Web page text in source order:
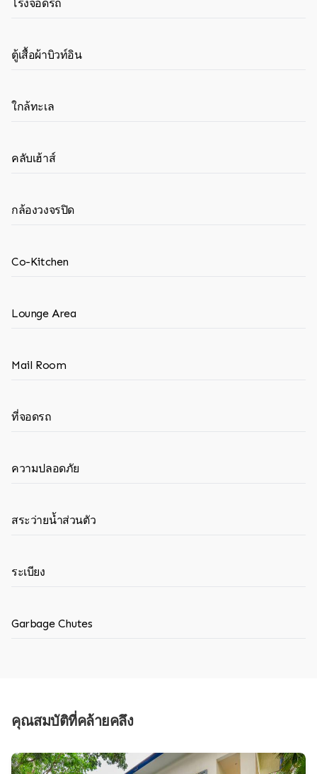
โรงจอดรถ
ตู้เสื้อผ้าบิวท์อิน
ใกล้ทะเล
คลับเฮ้าส์
กล้องวงจรปิด
Co-Kitchen
Lounge Area
Mail Room
ที่จอดรถ
ความปลอดภัย
สระว่ายน้ำส่วนตัว
ระเบียง
Garbage Chutes
คุณสมบัติที่คล้ายคลึง